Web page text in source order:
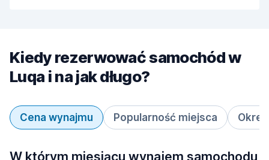
Kiedy rezerwować samochód w
Luqa i na jak długo?
Cena wynajmu Popularność miejsca
W którym miesiącu wynajem samochodu